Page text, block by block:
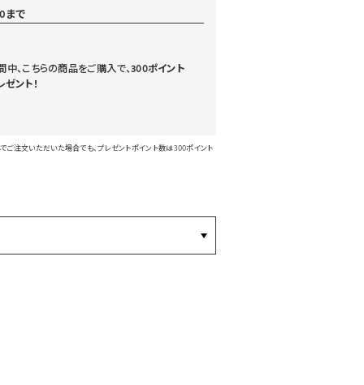
まで
中、こちらの商品をご購入で、300ポイント
ゼント！
注文いただいた場合でも、プレゼントポイント数は300ポイント